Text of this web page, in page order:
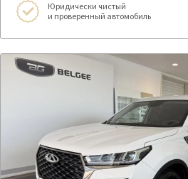
Юридически чистый
и проверенный автомобиль